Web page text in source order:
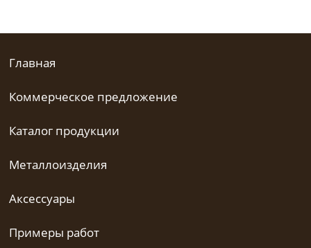
Главная
Коммерческое предложение
Каталог продукции
Металлоизделия
Аксессуары
Примеры работ